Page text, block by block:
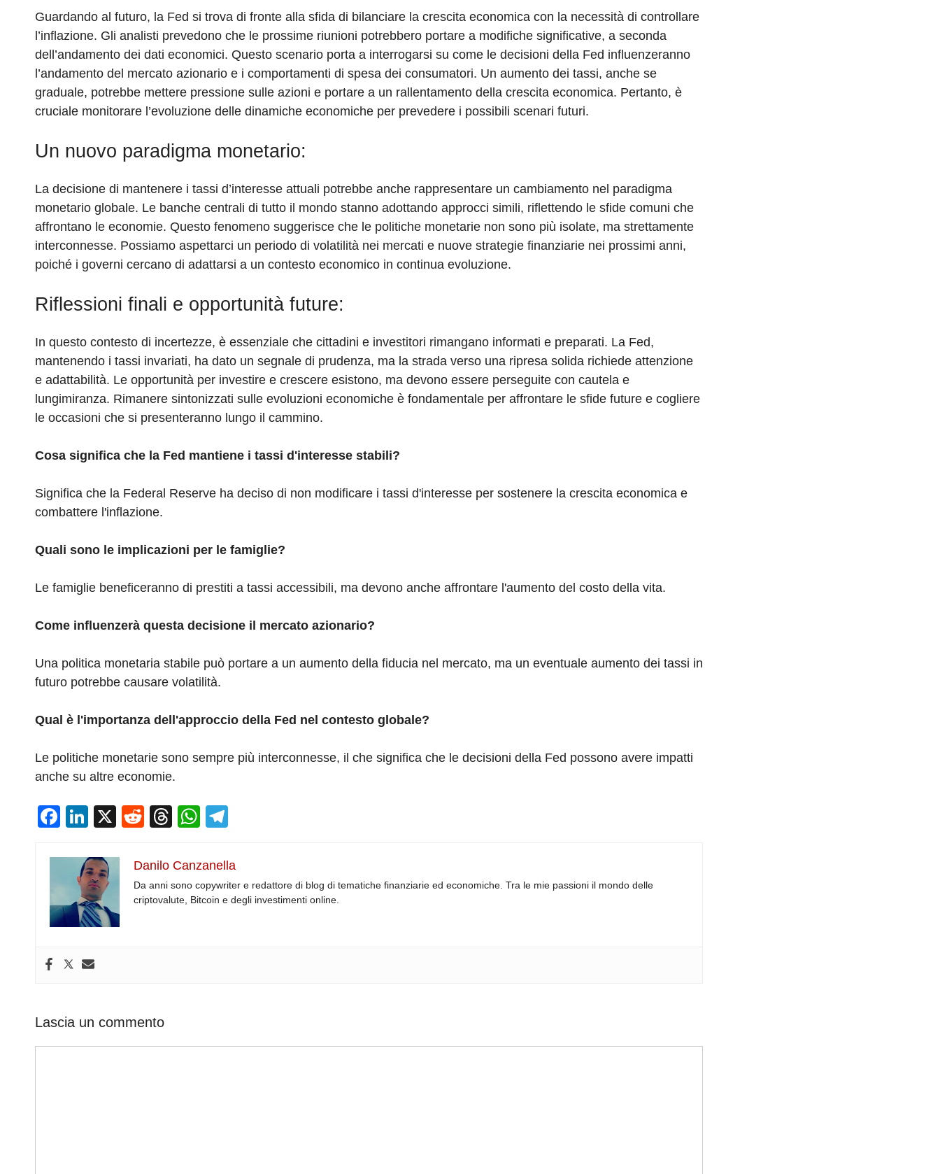
Guardando al futuro, la Fed si trova di fronte alla sfida di bilanciare la crescita economica con la necessità di controllare
l’inflazione. Gli analisti prevedono che le prossime riunioni potrebbero portare a modifiche significative, a seconda
dell’andamento dei dati economici. Questo scenario porta a interrogarsi su come le decisioni della Fed influenzeranno
l’andamento del mercato azionario e i comportamenti di spesa dei consumatori. Un aumento dei tassi, anche se
graduale, potrebbe mettere pressione sulle azioni e portare a un rallentamento della crescita economica. Pertanto, è
cruciale monitorare l’evoluzione delle dinamiche economiche per prevedere i possibili scenari futuri.
Un nuovo paradigma monetario:
La decisione di mantenere i tassi d’interesse attuali potrebbe anche rappresentare un cambiamento nel paradigma
monetario globale. Le banche centrali di tutto il mondo stanno adottando approcci simili, riflettendo le sfide comuni che
affrontano le economie. Questo fenomeno suggerisce che le politiche monetarie non sono più isolate, ma strettamente
interconnesse. Possiamo aspettarci un periodo di volatilità nei mercati e nuove strategie finanziarie nei prossimi anni,
poiché i governi cercano di adattarsi a un contesto economico in continua evoluzione.
Riflessioni finali e opportunità future:
In questo contesto di incertezze, è essenziale che cittadini e investitori rimangano informati e preparati. La Fed,
mantenendo i tassi invariati, ha dato un segnale di prudenza, ma la strada verso una ripresa solida richiede attenzione
e adattabilità. Le opportunità per investire e crescere esistono, ma devono essere perseguite con cautela e
lungimiranza. Rimanere sintonizzati sulle evoluzioni economiche è fondamentale per affrontare le sfide future e cogliere
le occasioni che si presenteranno lungo il cammino.
Cosa significa che la Fed mantiene i tassi d'interesse stabili?
Significa che la Federal Reserve ha deciso di non modificare i tassi d'interesse per sostenere la crescita economica e
combattere l'inflazione.
Quali sono le implicazioni per le famiglie?
Le famiglie beneficeranno di prestiti a tassi accessibili, ma devono anche affrontare l'aumento del costo della vita.
Come influenzerà questa decisione il mercato azionario?
Una politica monetaria stabile può portare a un aumento della fiducia nel mercato, ma un eventuale aumento dei tassi in
futuro potrebbe causare volatilità.
Qual è l'importanza dell'approccio della Fed nel contesto globale?
Le politiche monetarie sono sempre più interconnesse, il che significa che le decisioni della Fed possono avere impatti
anche su altre economie.
F
c
e
b
o
k
Li
k
e
dI
n
X
R
d
di
t
T
e
a
d
W
at
s
A
e
gr
a
Danilo Canzanella
Da anni sono copywriter e redattore di blog di tematiche finanziarie ed economiche. Tra le mie passioni il mondo delle
criptovalute, Bitcoin e degli investimenti online.
Lascia un commento